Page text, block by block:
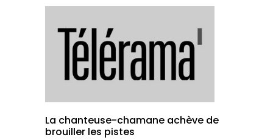
La chanteuse-chamane achève de
brouiller les pistes